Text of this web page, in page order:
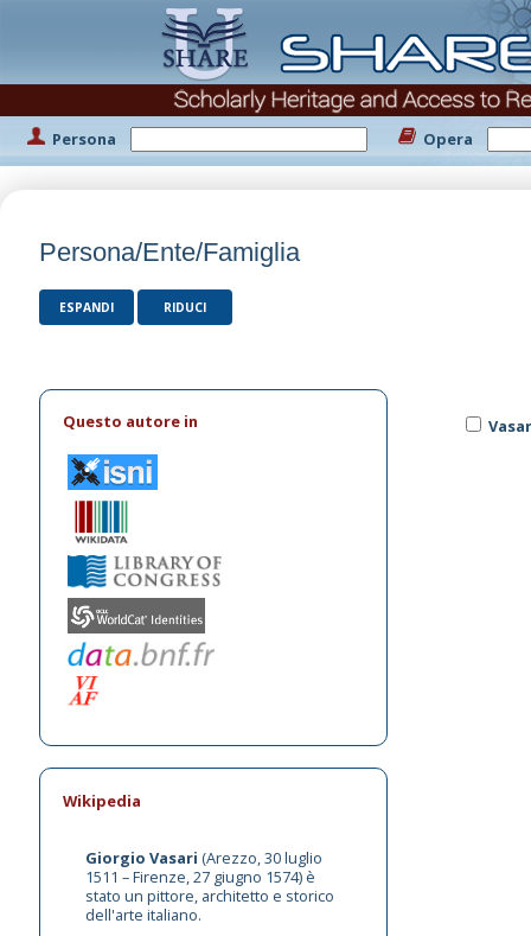
Persona Opera
Persona/Ente/Famiglia
ESPANDI RIDUCI
Questo autore in
Wikipedia
Giorgio Vasari (Arezzo, 30 luglio
1511 – Firenze, 27 giugno 1574) è
stato un pittore, architetto e storico
dell'arte italiano.